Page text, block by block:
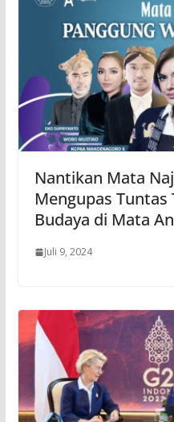
Nantikan Mata
Mengupas
Budaya di Mata
Juli 9, 2024